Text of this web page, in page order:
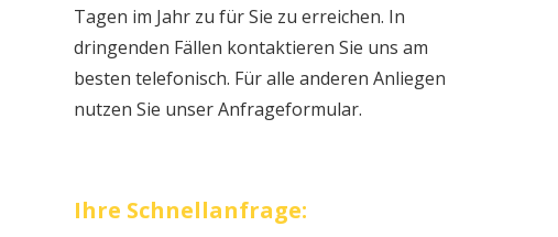
Tagen im Jahr zu für Sie zu erreichen. In
dringenden Fällen kontaktieren Sie uns am
besten telefonisch. Für alle anderen Anliegen
nutzen Sie unser Anfrageformular.
Ihre Schnellanfrage: